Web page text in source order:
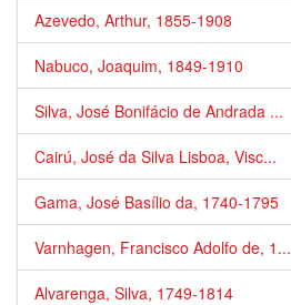
Azevedo, Arthur, 1855-1908
Nabuco, Joaquim, 1849-1910
Silva, José Bonifácio de Andrada ...
Cairú, José da Silva Lisboa, Visc...
Gama, José Basílio da, 1740-1795
Varnhagen, Francisco Adolfo de, 1...
Alvarenga, Silva, 1749-1814